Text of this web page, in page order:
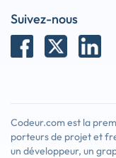
Suivez-nous
Codeur.com est la
porteurs de projet et
un développeur, un